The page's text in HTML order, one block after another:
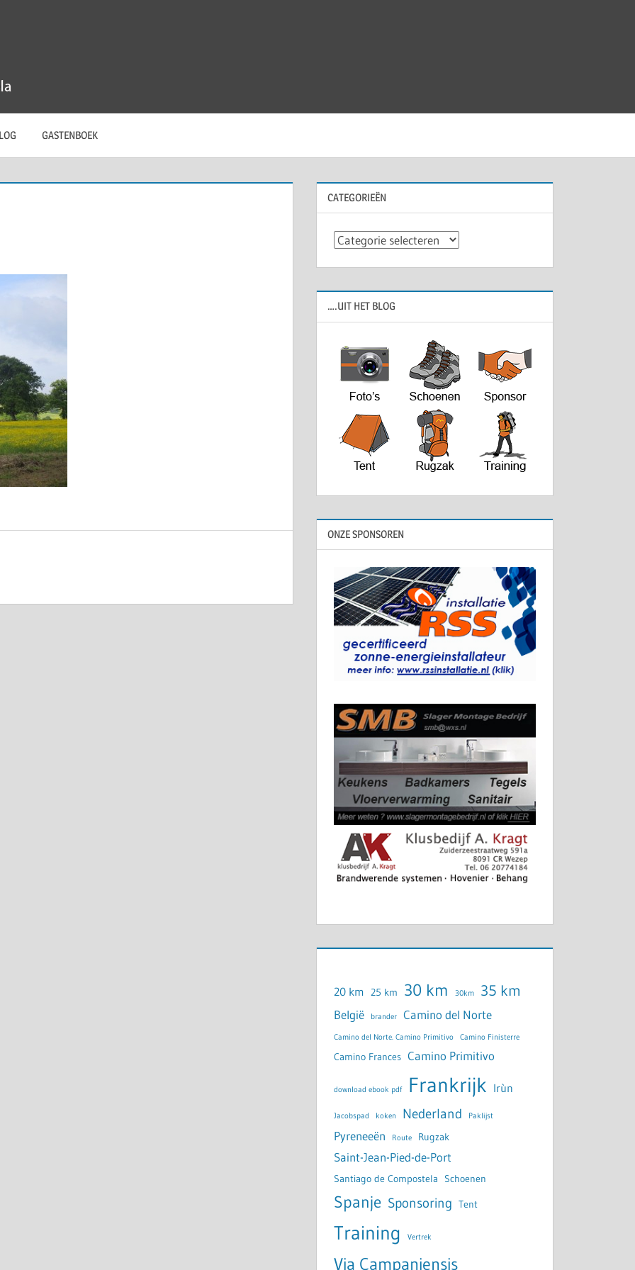
GASTENBOEK
CATEGORIEËN
Categorieën
….UIT HET BLOG
ONZE SPONSOREN
20 km 25 km 30 km 30km 35 km
België brander Camino del Norte
Camino del Norte. Camino Primitivo Camino Finisterre
Camino Frances Camino Primitivo
download ebook pdf Frankrijk Irùn
Jacobspad koken Nederland Paklijst
Pyreneeën Route Rugzak
Saint-Jean-Pied-de-Port
Santiago de Compostela Schoenen
Spanje Sponsoring Tent
Training Vertrek
Via Campaniensis